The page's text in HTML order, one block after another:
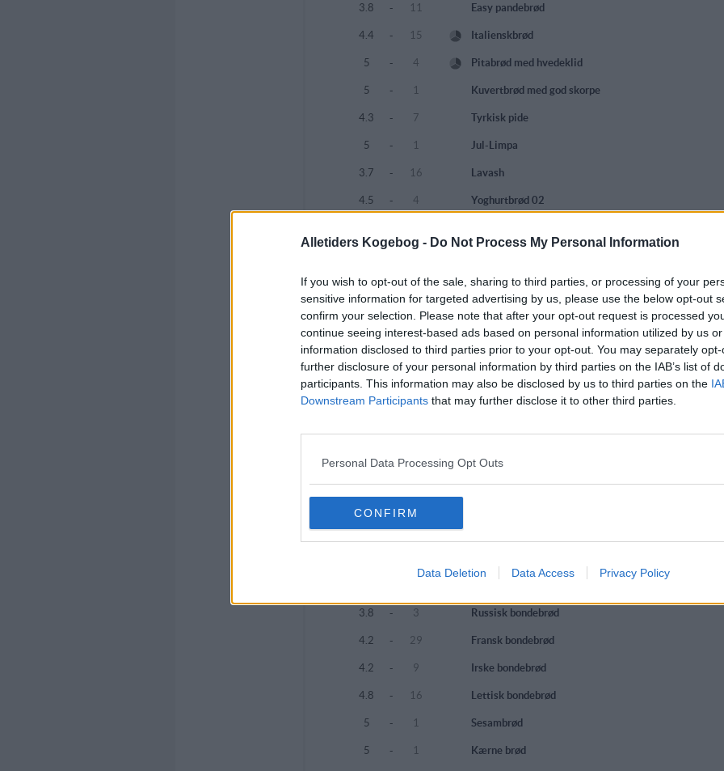
Alletiders Kogebog - Do Not Process My Personal Information
If you wish to opt-out of the sale, sharing to third parties, or processing of your
sensitive information for targeted advertising by us, please use the below opt-out
confirm your selection. Please note that after your opt-out request is processed
continue seeing interest-based ads based on personal information utilized by us
information disclosed to third parties prior to your opt-out. You may separately
further disclosure of your personal information by third parties on the IAB’s list of
participants. This information may also be disclosed by us to third parties on the
Downstream Participants that may further disclose it to other third parties.
Personal Data Processing Opt Outs
CONFIRM
Data Deletion Data Access Privacy Policy
3.8 - 11 Easy pandebrød
4.4 - 15 Italienskbrød
5 - 4 Pitabrød med hvedeklid
5 - 1 Kuvertbrød med god skorpe
4.3 - 7 Tyrkisk pide
5 - 1 Jul-Limpa
3.7 - 16 Lavash
4.5 - 4 Yoghurtbrød 02
1.2 - 39 Gærbrød
22 Franskbrød (kold hævning)
3.6 - 9 Franskbrød med lidt fedtstof
1.8 - 9 Franskbrød, vitaminrigt
Sigtebrød 02
4 - 4
3.8 - 3 Russisk bondebrød
4.2 - 29 Fransk bondebrød
4.2 - 9 Irske bondebrød
4.8 - 16 Lettisk bondebrød
5 - 1 Sesambrød
5 - 1 Kærne brød